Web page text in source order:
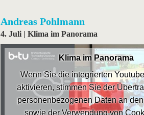
Andreas Pohlmann
4. Juli | Klima im Panorama
Klima im Panorama
Wenn Sie die integrierten
aktivieren, stimmen Sie der
personenbezogenen Daten an
sowie der Verwendung von